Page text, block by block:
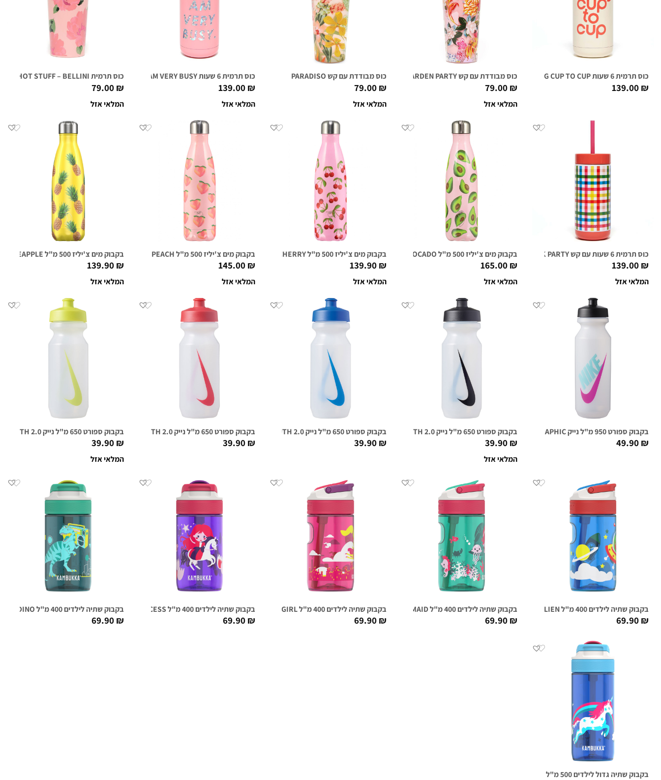
כוס תרמית 6 שעות LIVING CUP TO CUP
139.00 ₪
כוס מבודדת עם קש GARDEN PARTY
79.00 ₪
המלאי אזל
כוס מבודדת עם קש PARADISO
79.00 ₪
המלאי אזל
כוס תרמית 6 שעות I AM VERY BUSY
139.00 ₪
המלאי אזל
כוס תרמית HOT STUFF – BELLINI
79.00 ₪
המלאי אזל
כוס תרמית 6 שעות עם קש BLOCK PARTY
139.00 ₪
המלאי אזל
בקבוק מים צ'יליז 500 מ"ל SUMMER AVOCADO
165.00 ₪
המלאי אזל
בקבוק מים צ'יליז 500 מ"ל SUMMER CHERRY
139.90 ₪
המלאי אזל
בקבוק מים צ'יליז 500 מ"ל SUMMER PEACH
145.00 ₪
המלאי אזל
בקבוק מים צ'יליז 500 מ"ל PINEAPPLE
139.90 ₪
המלאי אזל
בקבוק ספורט 950 מ"ל נייק NIKE BIG MOUTH GRAPHIC שקוף/ורוד/טורקיז
49.90 ₪
בקבוק ספורט 650 מ"ל נייק NIKE BIG MOUTH 2.0 שקוף/שחור
39.90 ₪
המלאי אזל
בקבוק ספורט 650 מ"ל נייק NIKE BIG MOUTH 2.0 שקוף/כחול רויאל
39.90 ₪
בקבוק ספורט 650 מ"ל נייק NIKE BIG MOUTH 2.0 שקוף/אדום
39.90 ₪
בקבוק ספורט 650 מ"ל נייק NIKE BIG MOUTH 2.0 שקוף/ירוק
39.90 ₪
המלאי אזל
בקבוק שתיה לילדים 400 מ"ל LAGOON / HAPPY ALIEN
69.90 ₪
בקבוק שתיה לילדים 400 מ"ל LAGOON / OCEAN MERMAID
69.90 ₪
בקבוק שתיה לילדים 400 מ"ל LAGOON / FLYING SUPERGIRL
69.90 ₪
בקבוק שתיה לילדים 400 מ"ל LAGOON / MAGIC PRINCESS
69.90 ₪
בקבוק שתיה לילדים 400 מ"ל LAGOON / URBAN DINO
69.90 ₪
בקבוק שתיה גדול לילדים 500 מ"ל LAGOON / RAINBOW UNICORN